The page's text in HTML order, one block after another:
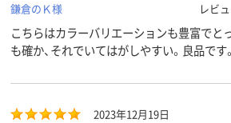
鎌倉のＫ様
レビ
こちらはカラーバリエーションも豊富でと
も確か、それでいてはがしやすい。良品です。
2023年12月19日